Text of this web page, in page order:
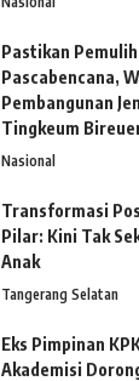
Pastikan
Pascabencana,
Pembangunan
Tingkeum
Nasional
Transformasi
Pilar: Kini Tak
Anak
Tangerang Selatan
Eks Pimpinan
Akademisi